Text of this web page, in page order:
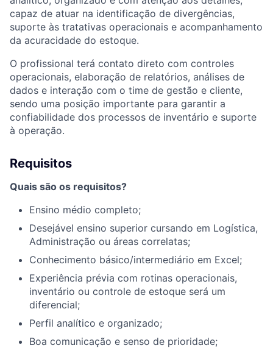
capaz de atuar na identificação de divergências,
suporte às tratativas operacionais e acompanhamento
da acuracidade do estoque.
O profissional terá contato direto com controles
operacionais, elaboração de relatórios, análises de
dados e interação com o time de gestão e cliente,
sendo uma posição importante para garantir a
confiabilidade dos processos de inventário e suporte
à operação.
Requisitos
Quais são os requisitos?
Ensino médio completo;
Desejável ensino superior cursando em Logística,
Administração ou áreas correlatas;
Conhecimento básico/intermediário em Excel;
Experiência prévia com rotinas operacionais,
inventário ou controle de estoque será um
diferencial;
Perfil analítico e organizado;
Boa comunicação e senso de prioridade;